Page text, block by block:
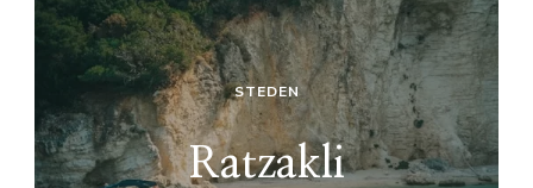
STEDEN
Ratzakli